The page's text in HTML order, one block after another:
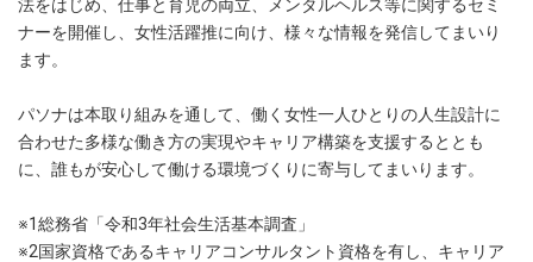
法をはじめ、仕事と育児の両立、メンタルヘルス等に関するセミ
ナーを開催し、女性活躍推に向け、様々な情報を発信してまいり
ます。
パソナは本取り組みを通して、働く女性一人ひとりの人生設計に
合わせた多様な働き方の実現やキャリア構築を支援するととも
に、誰もが安心して働ける環境づくりに寄与してまいります。
※1総務省「令和3年社会生活基本調査」
※2国家資格であるキャリアコンサルタント資格を有し、キャリア